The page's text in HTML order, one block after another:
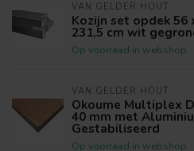
VAN GELDER HOUT
Kozijn set opdek 56
231,5 cm wit
Op voorraad in webshop
VAN GELDER HOUT
Okoume Multiplex
40 mm met
Gestabiliseerd
Op voorraad in webshop